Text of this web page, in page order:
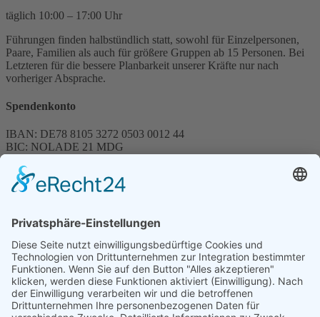
täglich 10:00 – 17:00 Uhr
Führungen finden halbstündlich statt, sowohl für Einzelpersonen,
Paare, Familien als auch für größere Gruppen ab 15 Personen. Bei
Letzteren für die bessere Planbarkeit unserer Kräfte nur nach
vorheriger Absprache.
Spendenkonto
IBAN: DE78 8105 3272 0503 0012 44
BIC: NOLADE 21 MDG
Spenden können steuerlich abgesetzt werden
Förderung
© 1987 – 2025
Storchenhof Loburg e.V.
Alle Rechte vorbehalten.